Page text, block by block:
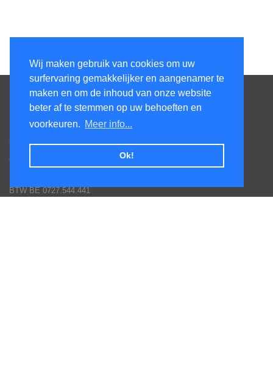
Wij maken gebruik van cookies om uw
surfervaring gemakkelijker en aangenamer te
maken en om de inhoud van onze website
beter af te stemmen op uw behoeften en
voorkeuren. Meer info...
Ok!
Contacteer ons
Honsdonkstraat 25A
3120 Tremelo
Tel. 016/60.93.00 - 0475/620.520
BTW BE 0727.544.441